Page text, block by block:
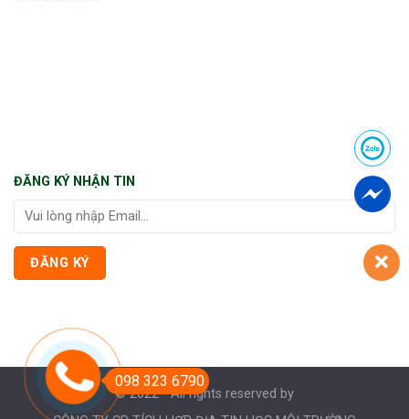
ĐĂNG KÝ NHẬN TIN
© 2022 - All rights reserved by
098 323 6790